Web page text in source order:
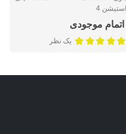
استیشن 4
اتمام موجودی
یک نظر